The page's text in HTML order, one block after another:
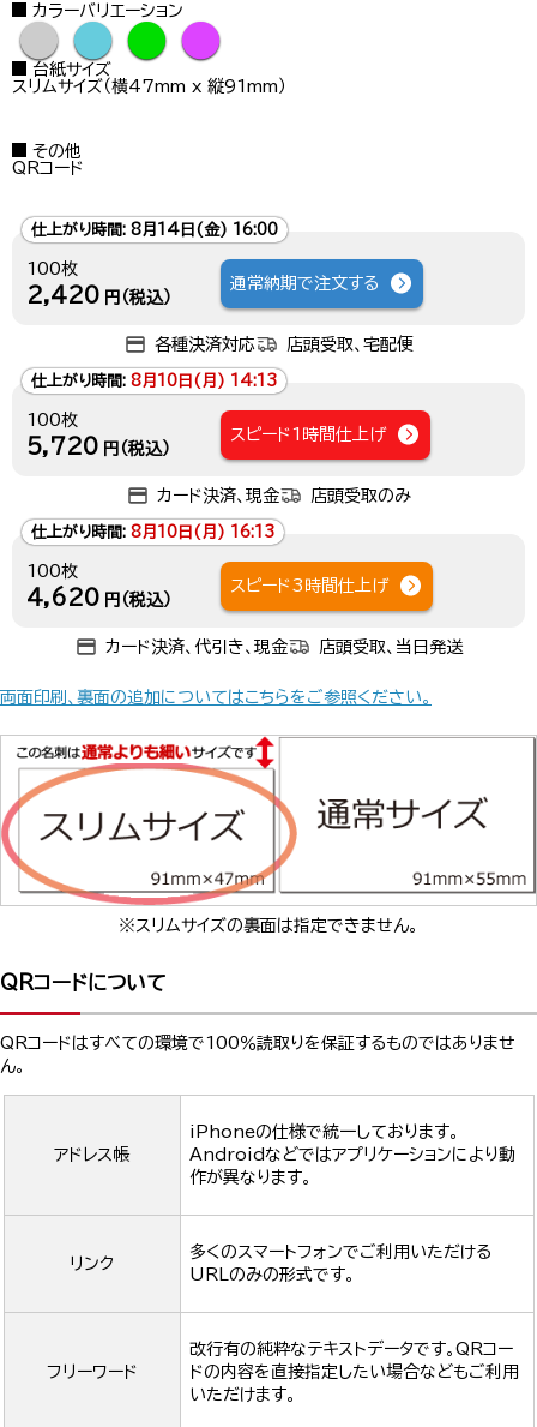
カラーバリエーション
● ● ● ●
台紙サイズ
スリムサイズ（横47mm x 縦91mm）
その他
QRコード
仕上がり時間: 8月14日(金) 16:00
100枚
2,420 円（税込）
通常納期で注文する
各種決済対応 店頭受取、宅配便
仕上がり時間: 8月10日(月) 14:13
100枚
5,720 円（税込）
スピード1時間仕上げ
カード決済、現金 店頭受取のみ
仕上がり時間: 8月10日(月) 16:13
100枚
4,620 円（税込）
スピード3時間仕上げ
カード決済、代引き、現金 店頭受取、当日発送
両面印刷、裏面の追加についてはこちらをご参照ください。
※スリムサイズの裏面は指定できません。
QRコードについて
QRコードはすべての環境で100％読取りを保証するものではありませ
ん。
アドレス帳
iPhoneの仕様で統一しております。
Androidなどではアプリケーションにより動
作が異なります。
リンク
多くのスマートフォンでご利用いただける
URLのみの形式です。
フリーワード
改行有の純粋なテキストデータです。QRコー
ドの内容を直接指定したい場合などもご利用
いただけます。